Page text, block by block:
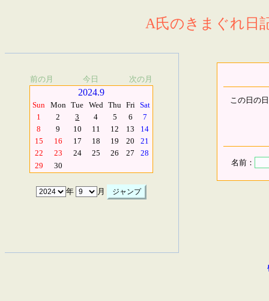
A氏のきまぐれ日
前の月 今日 次の月
2024.9
Sun Mon Tue Wed Thu Fri Sat
1
2 3 4 5 6
7
8
9 10 11 12 13
14
15
16 17 18 19 20
21
22
23 24 25 26 27
28
29
30
年 月
この日の
名前：